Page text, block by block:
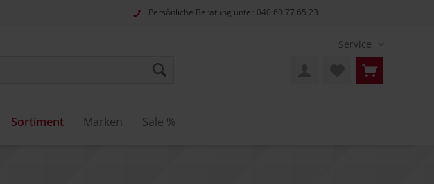
Persönliche Beratung unter 040 60 77 65 23
Service
Sortiment Marken Sale %